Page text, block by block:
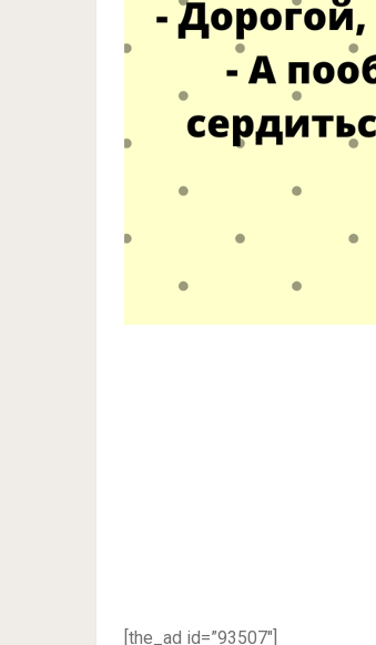
[the_ad id=”93507″]